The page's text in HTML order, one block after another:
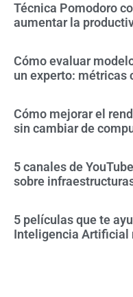
Técnica Pomodoro
aumentar la
Cómo evaluar
un experto: métricas
Cómo mejorar el
sin cambiar de
5 canales de
sobre
5 películas que te
Inteligencia Artificial